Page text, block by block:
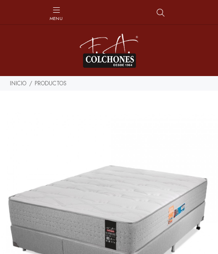
INICIO PRODUCTOS